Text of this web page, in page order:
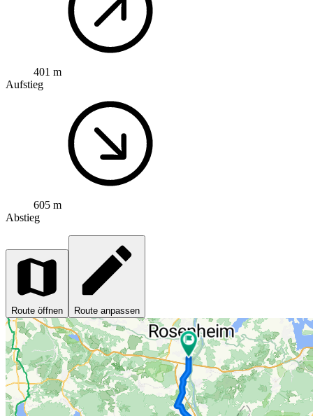
401 m
Aufstieg
605 m
Abstieg
Route öffnen Route anpassen